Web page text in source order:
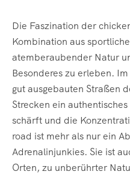
Die Faszination der
Kombination aus
atemberaubender Natur
Besonderes zu erleben.
gut ausgebauten Straßen
Strecken ein
schärft und die
road ist mehr als nur ein
Adrenalinjunkies. Sie ist
Orten, zu unberührter